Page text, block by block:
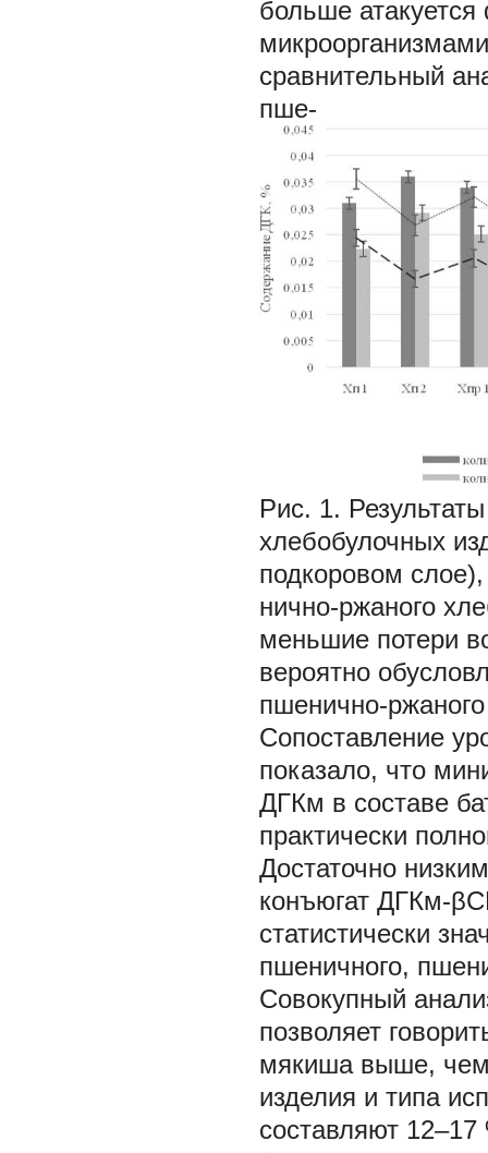
больше
сравнительный
пше-
Рис. 1.
хлебобулочных
подкоровом
нично-ржаного
меньшие потери
вероятно
пшенично-ржаного
Сопоставление
показало, что
ДГКм в составе
практически
Достаточно
конъюгат ДГКм-
статистически
пшеничного,
Совокупный
позволяет
мякиша выше, чем
изделия и типа
составляют 12–17